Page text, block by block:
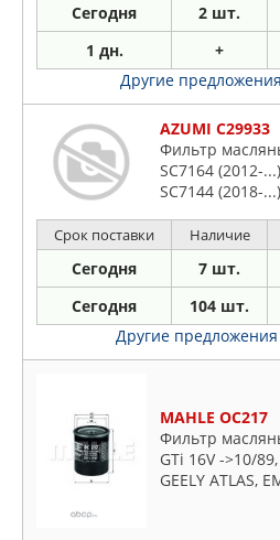
Сегодня 2 шт.
1 дн. +
Другие
AZUMI C29933
Фильтр
SC7164 (2012-
SC7144 (2018-
Eado SC7169
SC7145 (2020-
Hunter F70
Срок поставки Наличие
Сегодня 7 шт.
Сегодня 104 шт.
Другие предложения
MAHLE OC217
Фильтр
GTi 16V ->10/
GEELY ATLAS,